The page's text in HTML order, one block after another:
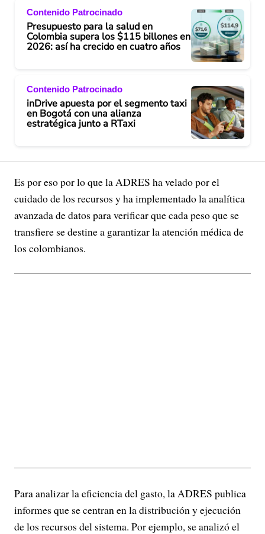
Contenido Patrocinado
Presupuesto para la salud en
Colombia supera los $115 billones en
2026: así ha crecido en cuatro años
Contenido Patrocinado
inDrive apuesta por el segmento taxi
en Bogotá con una alianza
estratégica junto a RTaxi
Es por eso por lo que la ADRES ha velado por el
cuidado de los recursos y ha implementado la analítica
avanzada de datos para verificar que cada peso que se
transfiere se destine a garantizar la atención médica de
los colombianos.
Para analizar la eficiencia del gasto, la ADRES publica
informes que se centran en la distribución y ejecución
de los recursos del sistema. Por ejemplo, se analizó el